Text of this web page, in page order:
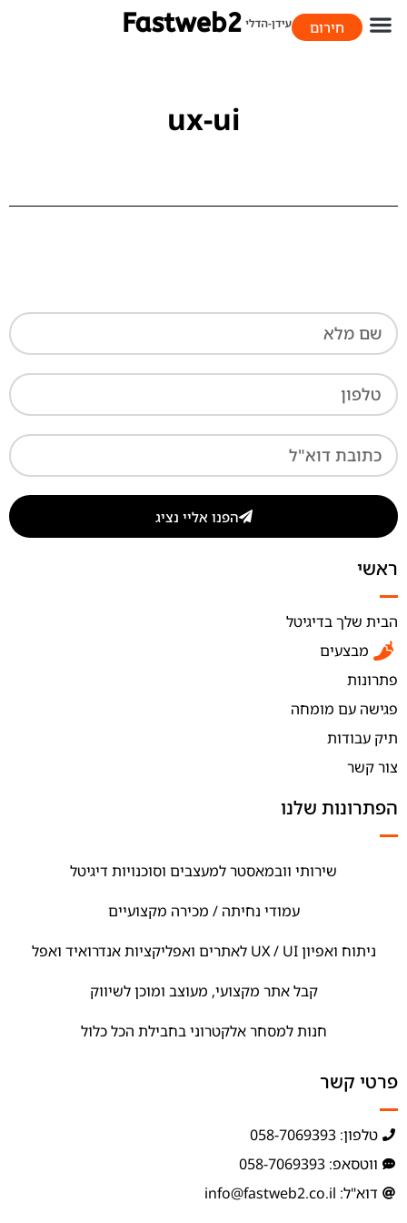
חירום
ux-ui
הפנו אליי נציג
ראשי
הבית שלך בדיגיטל
מבצעים
פתרונות
פגישה עם מומחה
תיק עבודות
צור קשר
הפתרונות שלנו
שירותי וובמאסטר למעצבים וסוכנויות דיגיטל
עמודי נחיתה / מכירה מקצועיים
ניתוח ואפיון UX / UI לאתרים ואפליקציות אנדרואיד ואפל
קבל אתר מקצועי, מעוצב ומוכן לשיווק
חנות למסחר אלקטרוני בחבילת הכל כלול
פרטי קשר
טלפון: 058-7069393
ווטסאפ: 058-7069393
דוא"ל: info@fastweb2.co.il